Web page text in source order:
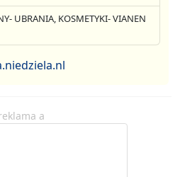
UBRANIA, KOSMETYKI- VIANEN
a